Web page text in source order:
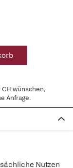
CH wünschen,
Anfrage.
Nutzen